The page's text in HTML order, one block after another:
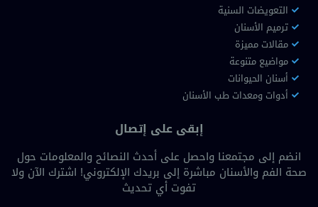
التعويضات السنية
ترميم الأسنان
مقالات مميزة
مواضيع متنوعة
أسنان الحيوانات
أدوات ومعدات طب الأسنان
إبقى على إتصال
انضم إلى مجتمعنا واحصل على أحدث النصائح والمعلومات حول
صحة الفم والأسنان مباشرة إلى بريدك الإلكتروني! اشترك الآن ولا
تفوت أي تحديث